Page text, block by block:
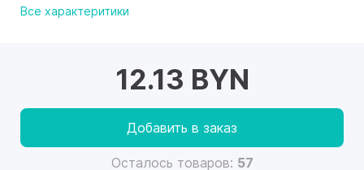
Все характеритики
12.13 BYN
Добавить в заказ
Осталось товаров: 57